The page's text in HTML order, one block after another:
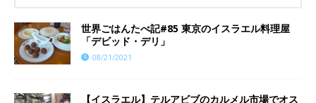
世界ごはんたべ記#85 東京のイスラエル料理屋
「デビッド・デリ」
08/21/2021
【イスラエル】テルアビブのカルメル市場でオス